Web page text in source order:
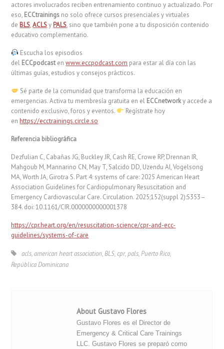
actores involucrados reciben entrenamiento continuo y actualizado. Por
eso, ECCtrainings no solo ofrece cursos presenciales y virtuales
de BLS,ACLSy PALS, sino que también pone a tu disposición contenido
educativo complementario.
Escucha los episodios
del ECCpodcastenwww.eccpodcast.com para estar al día con las
últimas guías, estudios y consejos prácticos.
Sé parte de la comunidad que transforma la educación en
emergencias. Activa tu membresía gratuita en el ECCnetworky accede a
contenido exclusivo, foros y eventos.
Regístrate hoy
enhttps://ecctrainings.circle.so
Referencia bibliográfica
Dezfulian C, Cabañas JG, Buckley JR, Cash RE, Crowe RP, Drennan IR,
Mahgoub M, Mannarino CN, May T, Salcido DD, Uzendu AI, Vogelsong
MA, Worth JA, Girotra S. Part 4: systems of care: 2025 American Heart
Association Guidelines for Cardiopulmonary Resuscitation and
Emergency Cardiovascular Care. Circulation. 2025;152(suppl 2):S353–
384. doi: 10.1161/CIR.0000000000001378
https://cpr.heart.org/en/resuscitation-science/cpr-and-ecc-
guidelines/systems-of-care
acls,american heart association,BLS,cpr,pals,Puerto Rico,
República Dominicana
About Gustavo Flores
Gustavo Flores es el Director de
Emergency & Critical Care Trainings
LLC. Gustavo Flores se preparó como